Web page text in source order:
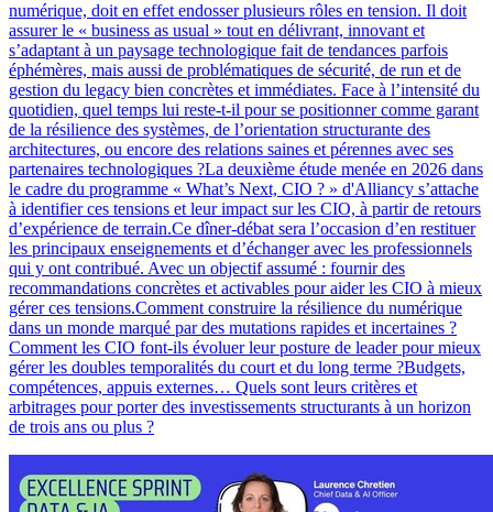
numérique, doit en effet endosser plusieurs rôles en tension. Il doit
assurer le « business as usual » tout en délivrant, innovant et
s’adaptant à un paysage technologique fait de tendances parfois
éphémères, mais aussi de problématiques de sécurité, de run et de
gestion du legacy bien concrètes et immédiates. Face à l’intensité du
quotidien, quel temps lui reste-t-il pour se positionner comme garant
de la résilience des systèmes, de l’orientation structurante des
architectures, ou encore des relations saines et pérennes avec ses
partenaires technologiques ?La deuxième étude menée en 2026 dans
le cadre du programme « What’s Next, CIO ? » d'Alliancy s’attache
à identifier ces tensions et leur impact sur les CIO, à partir de retours
d’expérience de terrain.Ce dîner-débat sera l’occasion d’en restituer
les principaux enseignements et d’échanger avec les professionnels
qui y ont contribué. Avec un objectif assumé : fournir des
recommandations concrètes et activables pour aider les CIO à mieux
gérer ces tensions.Comment construire la résilience du numérique
dans un monde marqué par des mutations rapides et incertaines ?
Comment les CIO font-ils évoluer leur posture de leader pour mieux
gérer les doubles temporalités du court et du long terme ?Budgets,
compétences, appuis externes… Quels sont leurs critères et
arbitrages pour porter des investissements structurants à un horizon
de trois ans ou plus ?